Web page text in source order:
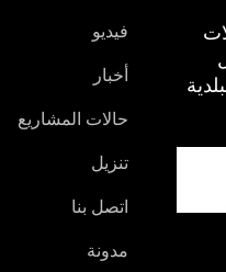
فيديو
أخبار
حالات المشاريع
تنزيل
اتصل بنا
مدونة